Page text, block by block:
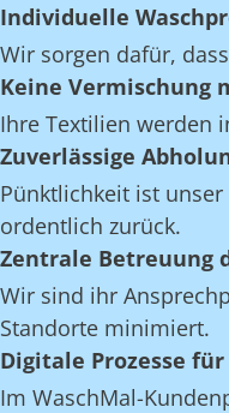
Individuelle
Wir sorgen dafür,
Keine Vermischung
Ihre Textilien werden
Zuverlässige
Pünktlichkeit ist
ordentlich zurück.
Zentrale Betreuung
Wir sind ihr
Standorte minimiert.
Digitale Prozesse
Im WaschMal-